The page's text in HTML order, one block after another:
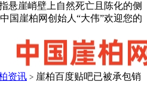
悬崖峭壁上自然死亡且陈化的侧
国崖柏网创始人“大伟”欢迎您的
资讯 > 崖柏百度贴吧已被承包销